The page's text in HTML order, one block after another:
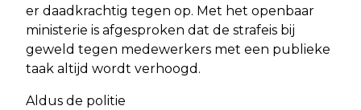
er daadkrachtig tegen op. Met het openbaar
ministerie is afgesproken dat de strafeis bij
geweld tegen medewerkers met een publieke
taak altijd wordt verhoogd.
Aldus de politie